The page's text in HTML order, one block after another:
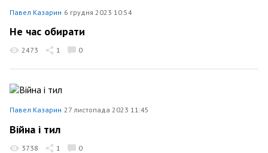
Павел Казарин 6 грудня 2023 10:54
Не час обирати
2473 1 0
Павел Казарин 27 листопада 2023 11:45
Війна і тил
3738 1 0